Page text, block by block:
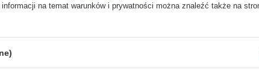
na temat warunków i prywatności można znaleźć także na